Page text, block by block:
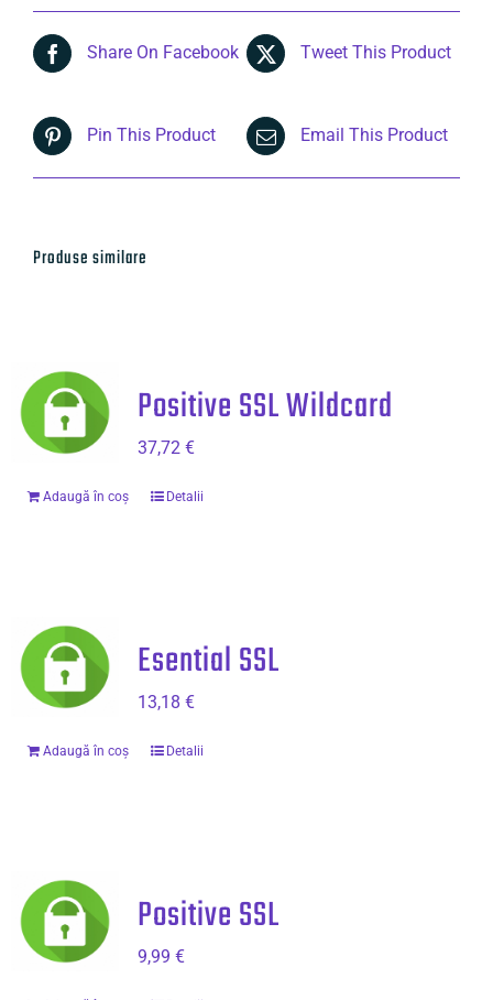
Share On Facebook Tweet This Product
Pin This Product Email This Product
Produse similare
Positive SSL Wildcard
37,72 €
Adaugă în coș Detalii
Esential SSL
13,18 €
Adaugă în coș Detalii
Positive SSL
9,99 €